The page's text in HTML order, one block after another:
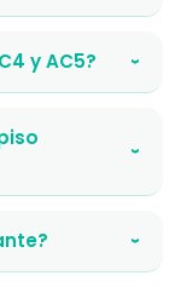
y AC5? ›
›
›